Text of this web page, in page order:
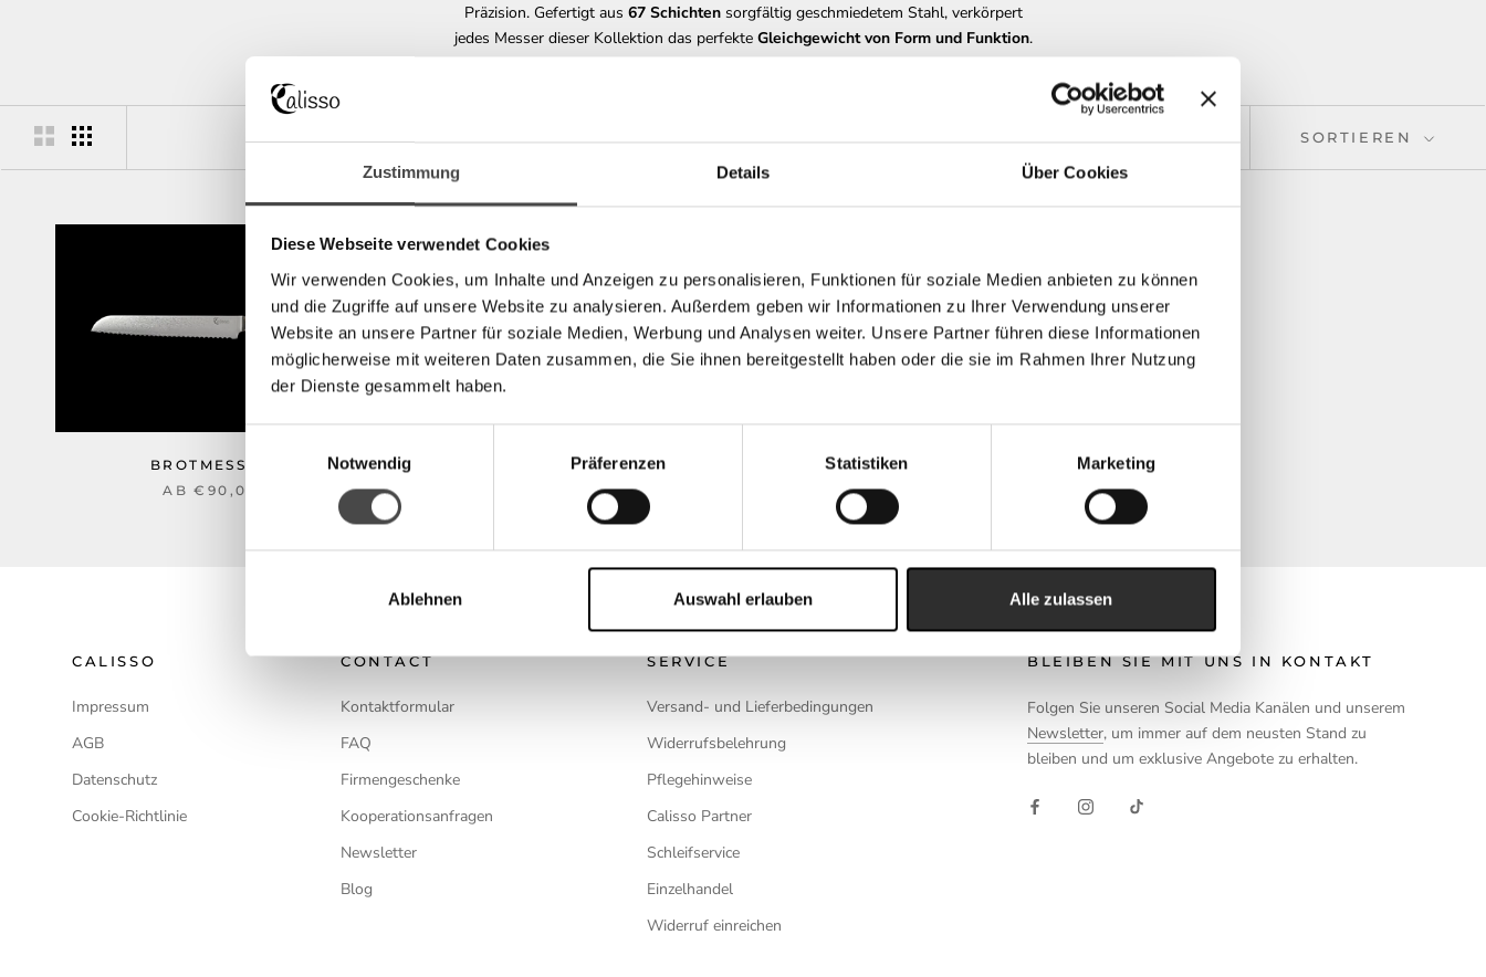
Zustimmung Details Über Cookies
Diese Webseite verwendet Cookies
Wir verwenden Cookies, um Inhalte und Anzeigen zu personalisieren, Funktionen für soziale Medien anbieten zu können
und die Zugriffe auf unsere Website zu analysieren. Außerdem geben wir Informationen zu Ihrer Verwendung unserer
Website an unsere Partner für soziale Medien, Werbung und Analysen weiter. Unsere Partner führen diese Informationen
möglicherweise mit weiteren Daten zusammen, die Sie ihnen bereitgestellt haben oder die sie im Rahmen Ihrer Nutzung
der Dienste gesammelt haben.
Einwilligungsauswahl
Notwendig
Präferenzen Statistiken Marketing
Ablehnen Auswahl erlauben Alle zulassen
Präzision. Gefertigt aus 67 Schichtensorgfältig geschmiedetem Stahl, verkörpert
jedes Messer dieser Kollektion das perfekte Gleichgewicht von Form und Funktion.
SORTIEREN
BROTMESSER
AB €90,00
CALISSO
Impressum
AGB
Datenschutz
Cookie-Richtlinie
CONTACT
Kontaktformular
FAQ
Firmengeschenke
Kooperationsanfragen
Newsletter
Blog
SERVICE
Versand- und Lieferbedingungen
Widerrufsbelehrung
Pflegehinweise
Calisso Partner
Schleifservice
Einzelhandel
Widerruf einreichen
BLEIBEN SIE MIT UNS IN KONTAKT
Folgen Sie unseren Social Media Kanälen und unserem
Newsletter, um immer auf dem neusten Stand zu
bleiben und um exklusive Angebote zu erhalten.